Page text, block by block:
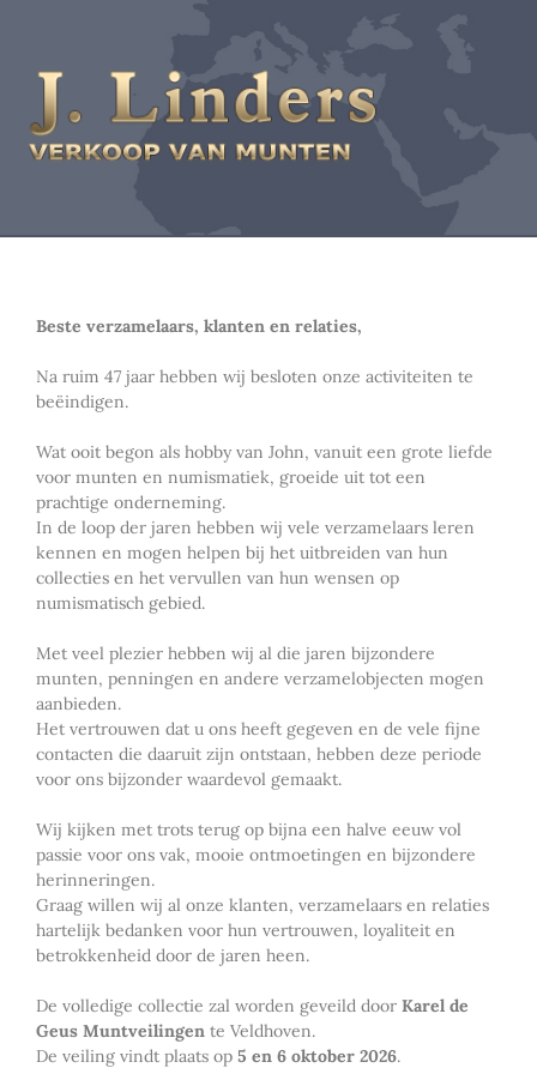
Beste verzamelaars, klanten en relaties,
Na ruim 47 jaar hebben wij besloten onze activiteiten te
beëindigen.
Wat ooit begon als hobby van John, vanuit een grote liefde
voor munten en numismatiek, groeide uit tot een
prachtige onderneming.
In de loop der jaren hebben wij vele verzamelaars leren
kennen en mogen helpen bij het uitbreiden van hun
collecties en het vervullen van hun wensen op
numismatisch gebied.
Met veel plezier hebben wij al die jaren bijzondere
munten, penningen en andere verzamelobjecten mogen
aanbieden.
Het vertrouwen dat u ons heeft gegeven en de vele fijne
contacten die daaruit zijn ontstaan, hebben deze periode
voor ons bijzonder waardevol gemaakt.
Wij kijken met trots terug op bijna een halve eeuw vol
passie voor ons vak, mooie ontmoetingen en bijzondere
herinneringen.
Graag willen wij al onze klanten, verzamelaars en relaties
hartelijk bedanken voor hun vertrouwen, loyaliteit en
betrokkenheid door de jaren heen.
De volledige collectie zal worden geveild door Karel de
Geus Muntveilingen te Veldhoven.
De veiling vindt plaats op 5 en 6 oktober 2026.